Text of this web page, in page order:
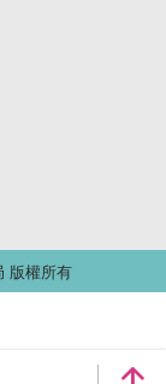
版權所有